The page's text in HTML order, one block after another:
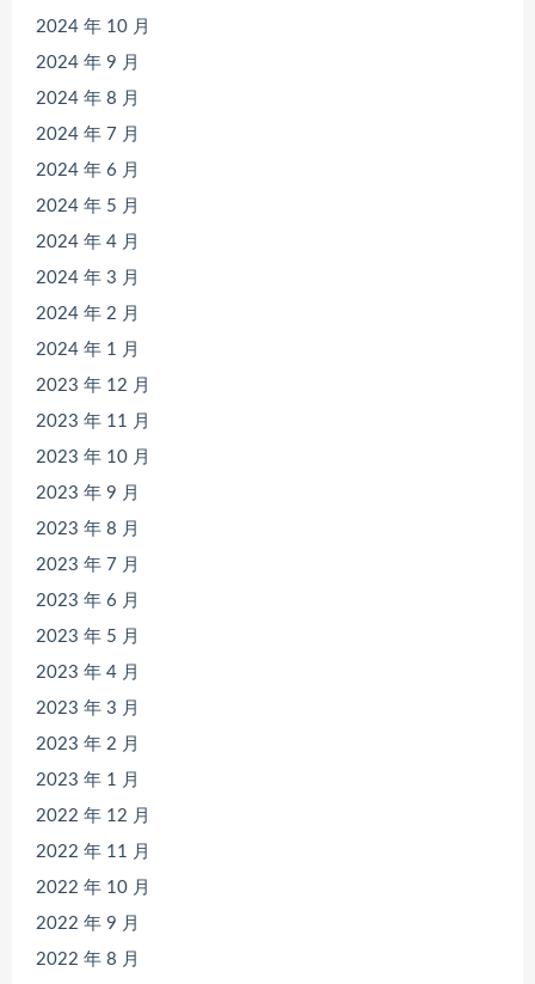
2024 年 10 月
2024 年 9 月
2024 年 8 月
2024 年 7 月
2024 年 6 月
2024 年 5 月
2024 年 4 月
2024 年 3 月
2024 年 2 月
2024 年 1 月
2023 年 12 月
2023 年 11 月
2023 年 10 月
2023 年 9 月
2023 年 8 月
2023 年 7 月
2023 年 6 月
2023 年 5 月
2023 年 4 月
2023 年 3 月
2023 年 2 月
2023 年 1 月
2022 年 12 月
2022 年 11 月
2022 年 10 月
2022 年 9 月
2022 年 8 月